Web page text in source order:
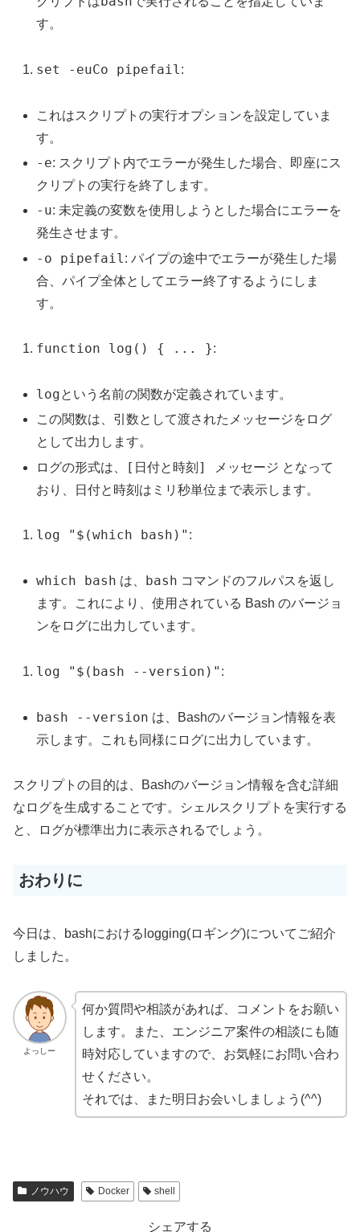
す。
set -euCo pipefail:
これはスクリプトの実行オプションを設定していま
す。
-e: スクリプト内でエラーが発生した場合、即座にス
クリプトの実行を終了します。
-u: 未定義の変数を使用しようとした場合にエラーを
発生させます。
-o pipefail : パイプの途中でエラーが発生した場
合、パイプ全体としてエラー終了するようにしま
す。
function log() { ... }:
logという名前の関数が定義されています。
この関数は、引数として渡されたメッセージをログ
として出力します。
ログの形式は、
[日付と時刻] メッセージ となって
おり、日付と時刻はミリ秒単位まで表示します。
log "$(which bash)" :
which bash は、 bash コマンドのフルパスを返し
ます。これにより、使用されている Bash のバージョ
ンをログに出力しています。
log "$(bash --version)" :
bash --version は、Bashのバージョン情報を表
示します。これも同様にログに出力しています。
スクリプトの目的は、Bashのバージョン情報を含む詳細
なログを生成することです。シェルスクリプトを実行する
と、ログが標準出力に表示されるでしょう。
おわりに
今日は、bashにおけるlogging(ロギング)についてご紹介
しました。
よっしー
何か質問や相談があれば、コメントをお願い
します。また、エンジニア案件の相談にも随
時対応していますので、お気軽にお問い合わ
せください。
それでは、また明日お会いしましょう(^^)
ノウハウ Docker shell
シェアする